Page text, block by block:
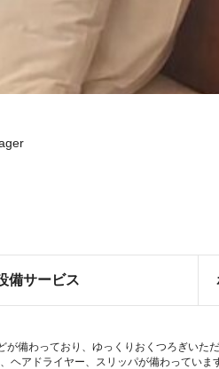
備サービス
備わっており、ゆっくりおくつろぎい
ヘアドライヤー、スリッパが備わっていま